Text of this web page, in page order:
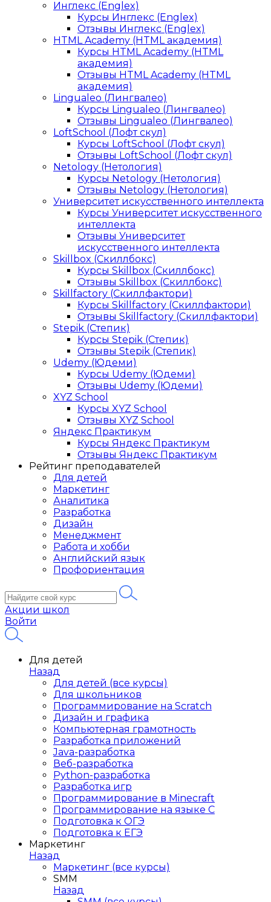
Инглекс (Englex)
Курсы Инглекс (Englex)
Отзывы Инглекс (Englex)
HTML Academy (HTML академия)
Курсы HTML Academy (HTML
академия)
Отзывы HTML Academy (HTML
академия)
Lingualeo (Лингвалео)
Курсы Lingualeo (Лингвалео)
Отзывы Lingualeo (Лингвалео)
LoftSchool (Лофт скул)
Курсы LoftSchool (Лофт скул)
Отзывы LoftSchool (Лофт скул)
Netology (Нетология)
Курсы Netology (Нетология)
Отзывы Netology (Нетология)
Университет искусственного интеллекта
Курсы Университет искусственного
интеллекта
Отзывы Университет
искусственного интеллекта
Skillbox (Скиллбокс)
Курсы Skillbox (Скиллбокс)
Отзывы Skillbox (Скиллбокс)
Skillfactory (Скиллфактори)
Курсы Skillfactory (Скиллфактори)
Отзывы Skillfactory (Скиллфактори)
Stepik (Степик)
Курсы Stepik (Степик)
Отзывы Stepik (Степик)
Udemy (Юдеми)
Курсы Udemy (Юдеми)
Отзывы Udemy (Юдеми)
XYZ School
Курсы XYZ School
Отзывы XYZ School
Яндекс Практикум
Курсы Яндекс Практикум
Отзывы Яндекс Практикум
Рейтинг преподавателей
Для детей
Маркетинг
Аналитика
Разработка
Дизайн
Менеджмент
Работа и хобби
Английский язык
Профориентация
Акции школ
Войти
Для детей
Назад
Для детей (все курсы)
Для школьников
Программирование на Scratch
Дизайн и графика
Компьютерная грамотность
Разработка приложений
Java-разработка
Веб-разработка
Python-разработка
Разработка игр
Программирование в Minecraft
Программирование на языке C
Подготовка к ОГЭ
Подготовка к ЕГЭ
Маркетинг
Назад
Маркетинг (все курсы)
SMM
Назад